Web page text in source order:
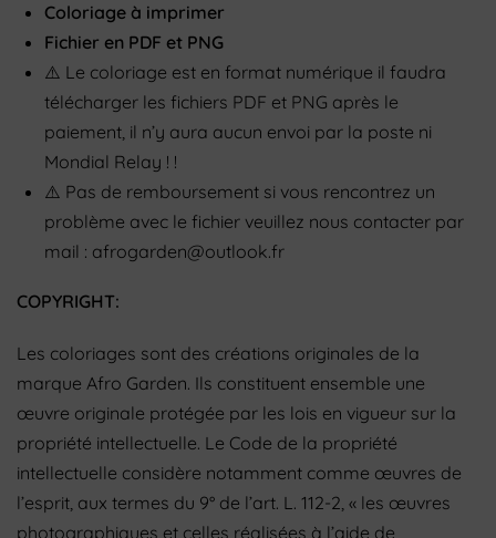
Coloriage à imprimer
Fichier en PDF et PNG
⚠️ Le coloriage est en format numérique il faudra
télécharger les fichiers PDF et PNG après le
paiement, il n’y aura aucun envoi par la poste ni
Mondial Relay ! !️
⚠️ Pas de remboursement si vous rencontrez un
problème avec le fichier veuillez nous contacter par
mail : afrogarden@outlook.fr
COPYRIGHT:
Les coloriages sont des créations originales de la
marque Afro Garden. Ils constituent ensemble une
œuvre originale protégée par les lois en vigueur sur la
propriété intellectuelle. Le Code de la propriété
intellectuelle considère notamment comme œuvres de
l’esprit, aux termes du 9° de l’art. L. 112-2, « les œuvres
photographiques et celles réalisées à l’aide de